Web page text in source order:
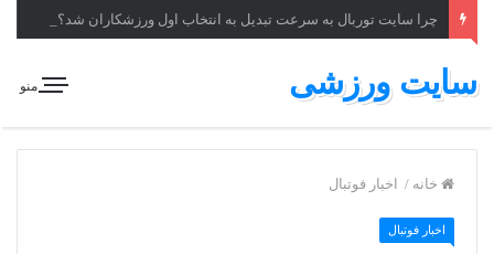
چرا سایت توربال به ‌سرعت تبدیل به انتخاب اول ورزشکاران شد؟
منو سایت ورزشی
خانه / اخبار فوتبال
اخبار فوتبال